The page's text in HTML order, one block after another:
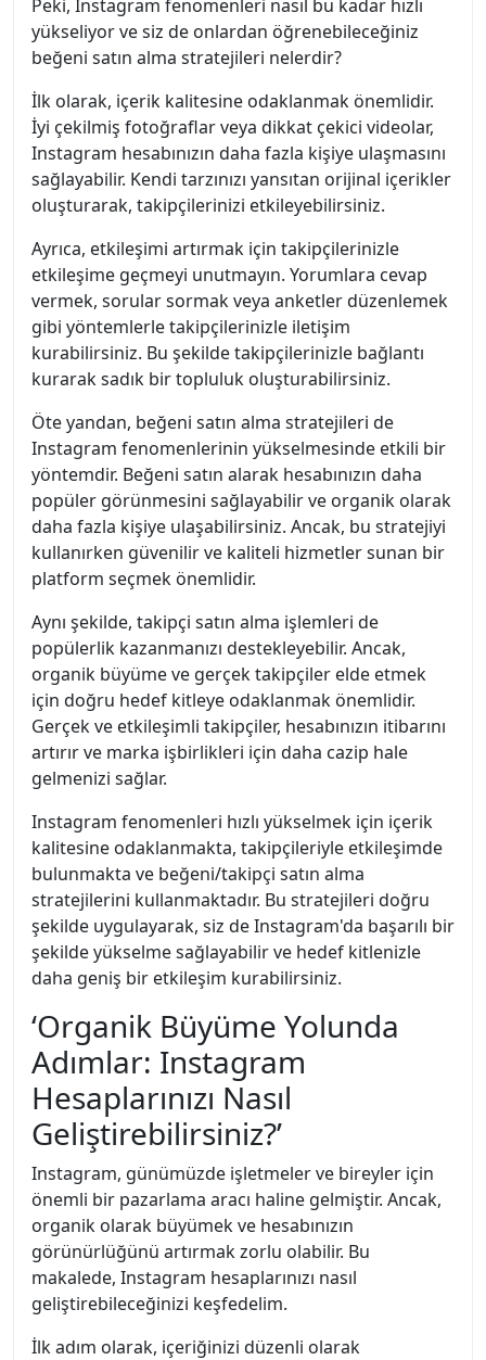
Peki, Instagram fenomenleri nasıl bu kadar hızlı
yükseliyor ve siz de onlardan öğrenebileceğiniz
beğeni satın alma stratejileri nelerdir?
İlk olarak, içerik kalitesine odaklanmak önemlidir.
İyi çekilmiş fotoğraflar veya dikkat çekici videolar,
Instagram hesabınızın daha fazla kişiye ulaşmasını
sağlayabilir. Kendi tarzınızı yansıtan orijinal içerikler
oluşturarak, takipçilerinizi etkileyebilirsiniz.
Ayrıca, etkileşimi artırmak için takipçilerinizle
etkileşime geçmeyi unutmayın. Yorumlara cevap
vermek, sorular sormak veya anketler düzenlemek
gibi yöntemlerle takipçilerinizle iletişim
kurabilirsiniz. Bu şekilde takipçilerinizle bağlantı
kurarak sadık bir topluluk oluşturabilirsiniz.
Öte yandan, beğeni satın alma stratejileri de
Instagram fenomenlerinin yükselmesinde etkili bir
yöntemdir. Beğeni satın alarak hesabınızın daha
popüler görünmesini sağlayabilir ve organik olarak
daha fazla kişiye ulaşabilirsiniz. Ancak, bu stratejiyi
kullanırken güvenilir ve kaliteli hizmetler sunan bir
platform seçmek önemlidir.
Aynı şekilde, takipçi satın alma işlemleri de
popülerlik kazanmanızı destekleyebilir. Ancak,
organik büyüme ve gerçek takipçiler elde etmek
için doğru hedef kitleye odaklanmak önemlidir.
Gerçek ve etkileşimli takipçiler, hesabınızın itibarını
artırır ve marka işbirlikleri için daha cazip hale
gelmenizi sağlar.
Instagram fenomenleri hızlı yükselmek için içerik
kalitesine odaklanmakta, takipçileriyle etkileşimde
bulunmakta ve beğeni/takipçi satın alma
stratejilerini kullanmaktadır. Bu stratejileri doğru
şekilde uygulayarak, siz de Instagram'da başarılı bir
şekilde yükselme sağlayabilir ve hedef kitlenizle
daha geniş bir etkileşim kurabilirsiniz.
‘Organik Büyüme Yolunda
Adımlar: Instagram
Hesaplarınızı Nasıl
Geliştirebilirsiniz?’
Instagram, günümüzde işletmeler ve bireyler için
önemli bir pazarlama aracı haline gelmiştir. Ancak,
organik olarak büyümek ve hesabınızın
görünürlüğünü artırmak zorlu olabilir. Bu
makalede, Instagram hesaplarınızı nasıl
geliştirebileceğinizi keşfedelim.
İlk adım olarak, içeriğinizi düzenli olarak